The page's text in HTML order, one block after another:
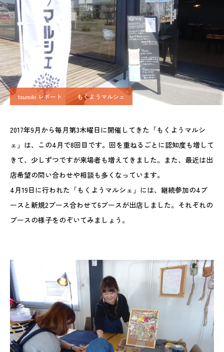
tsumiki レポート もくようマルシェ
2017年9月から毎月第3木曜日に開催してきた「もくようマルシ
ェ」は、この4月で8回目です。回を重ねるごとに認知度も増して
きて、少しずつですが来場者も増えてきました。また、最近は出
店希望の問い合わせや相談も多くなっています。
4月19日に行われた「もくようマルシェ」には、継続参加の4ブ
ースと新規2ブース合わせて6ブースが出店しました。それぞれの
ブースの様子をのぞいてみましょう。